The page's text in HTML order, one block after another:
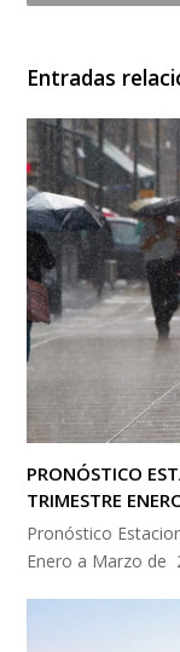
Entradas
PRONÓSTICO
TRIMESTRE
Pronóstico
Enero a Marzo